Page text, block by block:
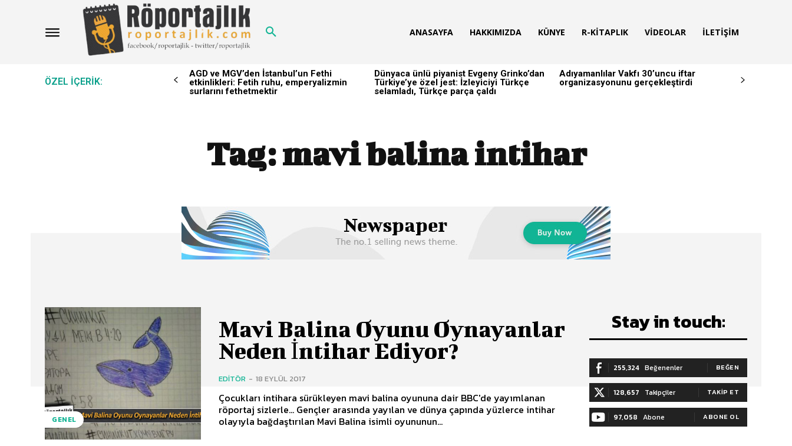
ANASAYFA HAKKIMIZDA KÜNYE R-KITAPLIK VIDEOLAR İLETIŞIM
ÖZEL IÇERIK:
AGD ve MGV’den İstanbul’un Fethi
etkinlikleri: Fetih ruhu, emperyalizmin
surlarını fethetmektir
Dünyaca ünlü piyanist Evgeny Grinko’dan
Türkiye’ye özel jest: İzleyiciyi Türkçe
selamladı, Türkçe parça çaldı
Adıyamanlılar Vakfı 30’uncu iftar
organizasyonunu gerçekleştirdi
Tag:mavi balina intihar
GENEL
Mavi Balina Oyunu Oynayanlar
Neden İntihar Ediyor?
EDITÖR - 18 EYLÜL 2017
Çocukları intihara sürükleyen mavi balina oyununa dair BBC'de yayımlanan
röportaj sizlerle... Gençler arasında yayılan ve dünya çapında yüzlerce intihar
olayıyla bağdaştırılan Mavi Balina isimli oyununun...
Stay in touch:
255,324 Beğenenler BEĞEN
128,657 Takipçiler TAKIP ET
97,058 Abone ABONE OL